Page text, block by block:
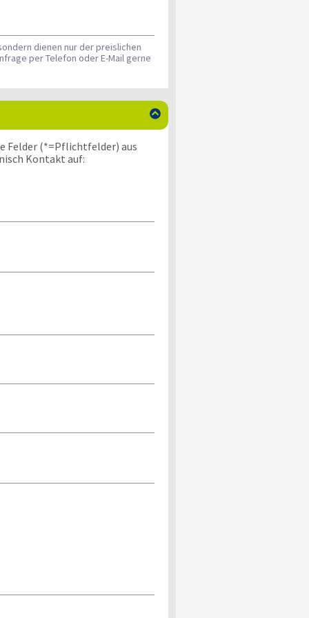
dienen nur der preislichen
per Telefon oder E-Mail gerne

Felder (*=Pflichtfelder) aus
Kontakt auf: